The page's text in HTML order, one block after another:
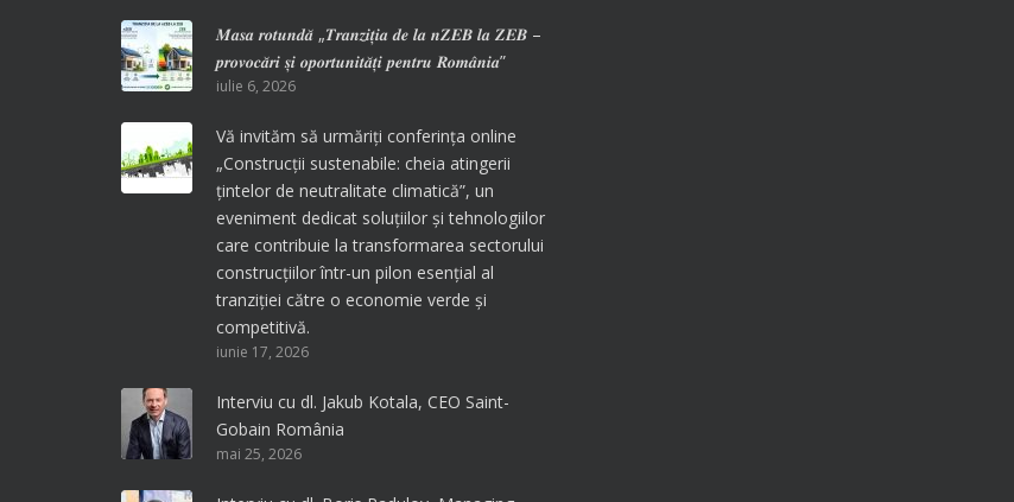
𝑴𝒂𝒔𝒂 𝒓𝒐𝒕𝒖𝒏𝒅𝒂̆ „𝑻𝒓𝒂𝒏𝒛𝒊𝒕̦𝒊𝒂 𝒅𝒆 𝒍𝒂 𝒏𝒁𝑬𝑩 𝒍𝒂 𝒁𝑬𝑩 –
𝒑𝒓𝒐𝒗𝒐𝒄𝒂̆𝒓𝒊 𝒔̦𝒊 𝒐𝒑𝒐𝒓𝒕𝒖𝒏𝒊𝒕𝒂̆𝒕̦𝒊 𝒑𝒆𝒏𝒕𝒓𝒖 𝑹𝒐𝒎𝒂̂𝒏𝒊𝒂”
iulie 6, 2026
Vă invităm să urmăriți conferința online
„Construcții sustenabile: cheia atingerii
țintelor de neutralitate climatică”, un
eveniment dedicat soluțiilor și tehnologiilor
care contribuie la transformarea sectorului
construcțiilor într-un pilon esențial al
tranziției către o economie verde și
competitivă.
iunie 17, 2026
Interviu cu dl. Jakub Kotala, CEO Saint-
Gobain România
mai 25, 2026